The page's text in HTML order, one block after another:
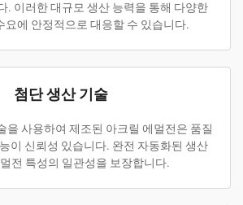
. 이러한 대규모 생산 능력을 통해 다양한
요에 안정적으로 대응할 수 있습니다.
첨단 생산 기술
을 사용하여 제조된 아크릴 에멀전은 품질
이 신뢰성 있습니다. 완전 자동화된 생산
전 특성의 일관성을 보장합니다.